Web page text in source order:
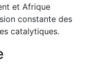
et Afrique
constante des
catalytiques.